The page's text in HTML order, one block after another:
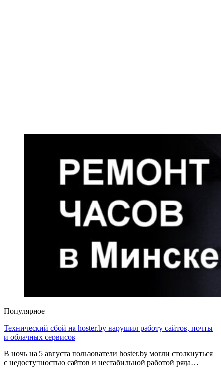
Популярное
Технический сбой на hoster.by нарушил работу сайтов, почты
и облачных сервисов
В ночь на 5 августа пользователи hoster.by могли столкнуться
с недоступностью сайтов и нестабильной работой ряда…